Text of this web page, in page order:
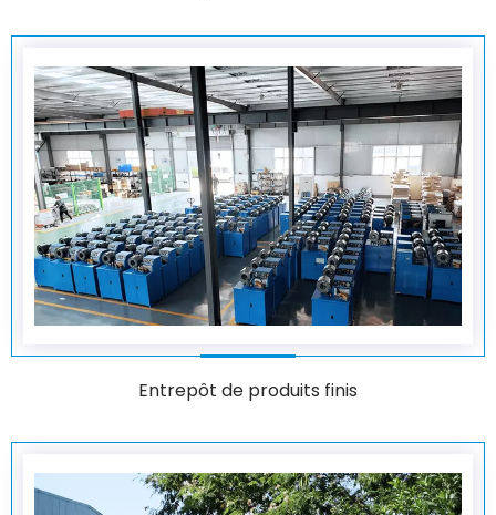
Entrepôt de produits finis